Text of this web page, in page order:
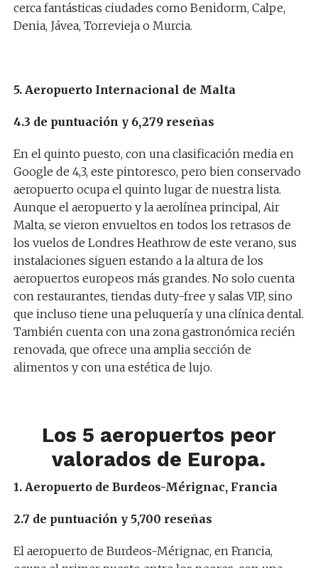
cerca fantásticas ciudades como Benidorm, Calpe,
Denia, Jávea, Torrevieja o Murcia.
5. Aeropuerto Internacional de Malta
4.3 de puntuación y 6,279 reseñas
En el quinto puesto, con una clasificación media en
Google de 4,3, este pintoresco, pero bien conservado
aeropuerto ocupa el quinto lugar de nuestra lista.
Aunque el aeropuerto y la aerolínea principal, Air
Malta, se vieron envueltos en todos los retrasos de
los vuelos de Londres Heathrow de este verano, sus
instalaciones siguen estando a la altura de los
aeropuertos europeos más grandes. No solo cuenta
con restaurantes, tiendas duty-free y salas VIP, sino
que incluso tiene una peluquería y una clínica dental.
También cuenta con una zona gastronómica recién
renovada, que ofrece una amplia sección de
alimentos y con una estética de lujo.
Los 5 aeropuertos peor
valorados de Europa.
1. Aeropuerto de Burdeos-Mérignac, Francia
2.7 de puntuación y 5,700 reseñas
El aeropuerto de Burdeos-Mérignac, en Francia,